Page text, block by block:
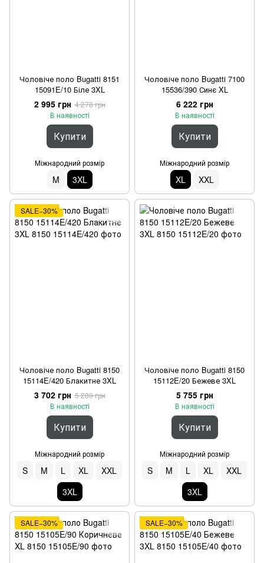
Чоловіче поло Bugatti 8151
15091E/10 Біле 3XL
2 995 грн 4 278 грн
В наявності
Купити
Міжнародний розмір
M 3XL
Чоловіче поло Bugatti 7100
15536/390 Синє XL
6 222 грн
В наявності
Купити
Міжнародний розмір
XL XXL
SALE−30%
Чоловіче поло Bugatti 8150
15114E/420 Блакитне 3XL
3 702 грн 5 289 грн
В наявності
Купити
Міжнародний розмір
S M L XL
XXL
3XL
Чоловіче поло Bugatti 8150
15112E/20 Бежеве 3XL
5 755 грн
В наявності
Купити
Міжнародний розмір
S M L XL
XXL
3XL
SALE−30% SALE−30%